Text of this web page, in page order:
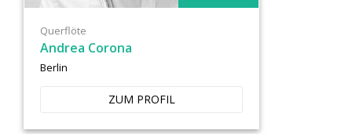
Querflöte
Andrea Corona
Berlin
ZUM PROFIL